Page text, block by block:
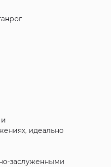
идеально
заслуженными